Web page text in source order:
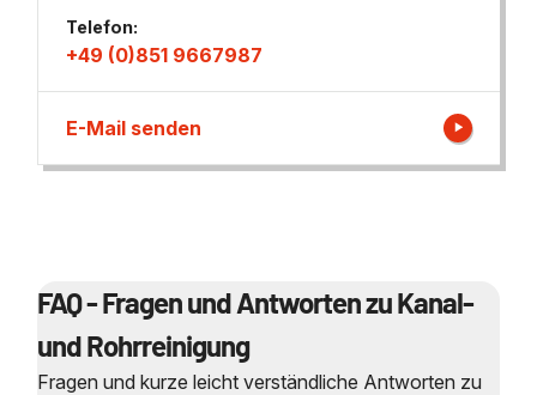
Telefon:
+49 (0)851 9667987
E-Mail senden
FAQ - Fragen und Antworten zu Kanal-
und Rohrreinigung
Fragen und kurze leicht verständliche Antworten zu